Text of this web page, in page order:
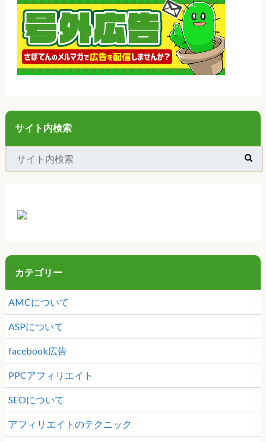
サイト内検索
カテゴリー
AMCについて
ASPについて
facebook広告
PPCアフィリエイト
SEOについて
アフィリエイトのテクニック